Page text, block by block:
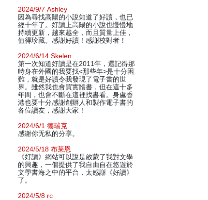
2024/9/7 Ashley
因為尋找高陽的小說知道了好讀，也已
經十年了。好讀上高陽的小說也慢慢地
持續更新，越來越全，而且質量上佳，
值得珍藏。感謝好讀！感謝校對者！
2024/6/14 Skelen
第一次知道好讀是在2011年，還記得那
時身在外國的我要找<那些年>是十分困
難，就是好讀令我發現了電子書的世
界。雖然我也會買實體書，但在這十多
年間，也會不斷在這裡找書看。身處香
港也要十分感謝創辦人和製作電子書的
各位讀友，感謝大家！
2024/6/1 德瑞克
感谢你无私的分享。
2024/5/18 布莱恩
《好讀》網站可以說是啟蒙了我對文學
的興趣，一個提供了我自由自在悠遊於
文學書海之中的平台，太感謝《好讀》
了。
2024/5/8 rc